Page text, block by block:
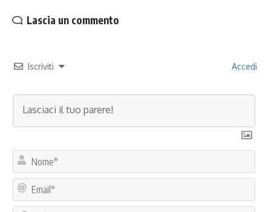
Lascia un commento
Iscriviti Accedi